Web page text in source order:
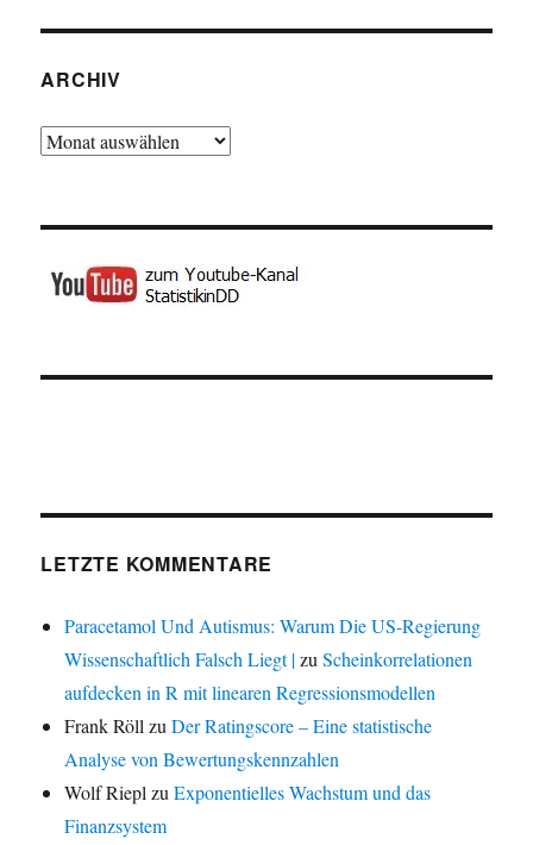
ARCHIV
Archiv
LETZTE KOMMENTARE
Paracetamol Und Autismus: Warum Die US-Regierung
Wissenschaftlich Falsch Liegt |zuScheinkorrelationen
aufdecken in R mit linearen Regressionsmodellen
Frank Röll zuDer Ratingscore – Eine statistische
Analyse von Bewertungskennzahlen
Wolf Riepl zuExponentielles Wachstum und das
Finanzsystem